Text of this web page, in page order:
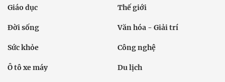
Giáo dục Thế giới
Đời sống Văn hóa - Giải trí
Sức khỏe Công nghệ
Ô tô xe máy Du lịch